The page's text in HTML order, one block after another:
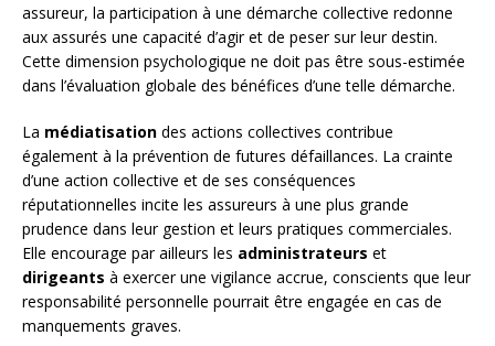
assureur, la participation à une démarche collective redonne
aux assurés une capacité d’agir et de peser sur leur destin.
Cette dimension psychologique ne doit pas être sous-estimée
dans l’évaluation globale des bénéfices d’une telle démarche.
La médiatisation des actions collectives contribue
également à la prévention de futures défaillances. La crainte
d’une action collective et de ses conséquences
réputationnelles incite les assureurs à une plus grande
prudence dans leur gestion et leurs pratiques commerciales.
Elle encourage par ailleurs les administrateurs et
dirigeants à exercer une vigilance accrue, conscients que leur
responsabilité personnelle pourrait être engagée en cas de
manquements graves.